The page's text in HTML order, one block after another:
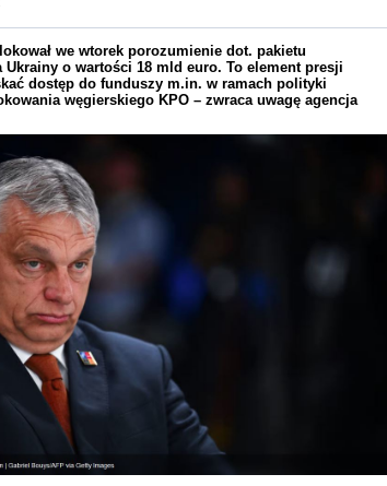
we wtorek porozumienie dot. pakietu
Ukrainy o wartości 18 mld euro. To element presji
dostęp do funduszy m.in. w ramach polityki
węgierskiego KPO – zwraca uwagę agencja
1918 roku we Lwowie